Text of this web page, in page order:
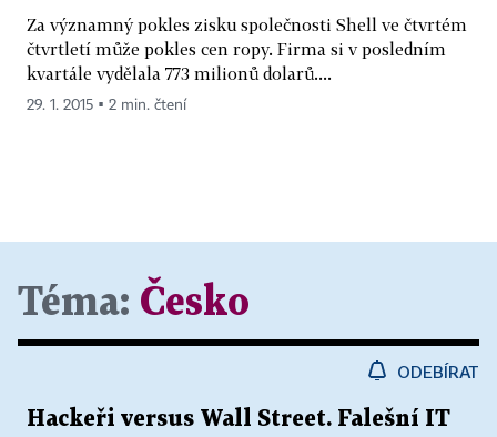
Za významný pokles zisku společnosti Shell ve čtvrtém
čtvrtletí může pokles cen ropy. Firma si v posledním
kvartále vydělala 773 milionů dolarů....
29. 1. 2015 ▪ 2 min. čtení
Téma: Česko
ODEBÍRAT
Hackeři versus Wall Street. Falešní IT